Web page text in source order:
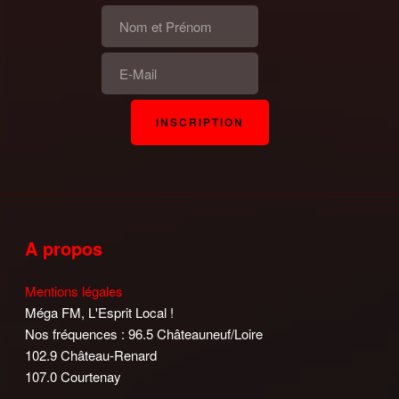
A propos
Mentions légales
Méga FM, L'Esprit Local !
Nos fréquences : 96.5 Châteauneuf/Loire
102.9 Château-Renard
107.0 Courtenay